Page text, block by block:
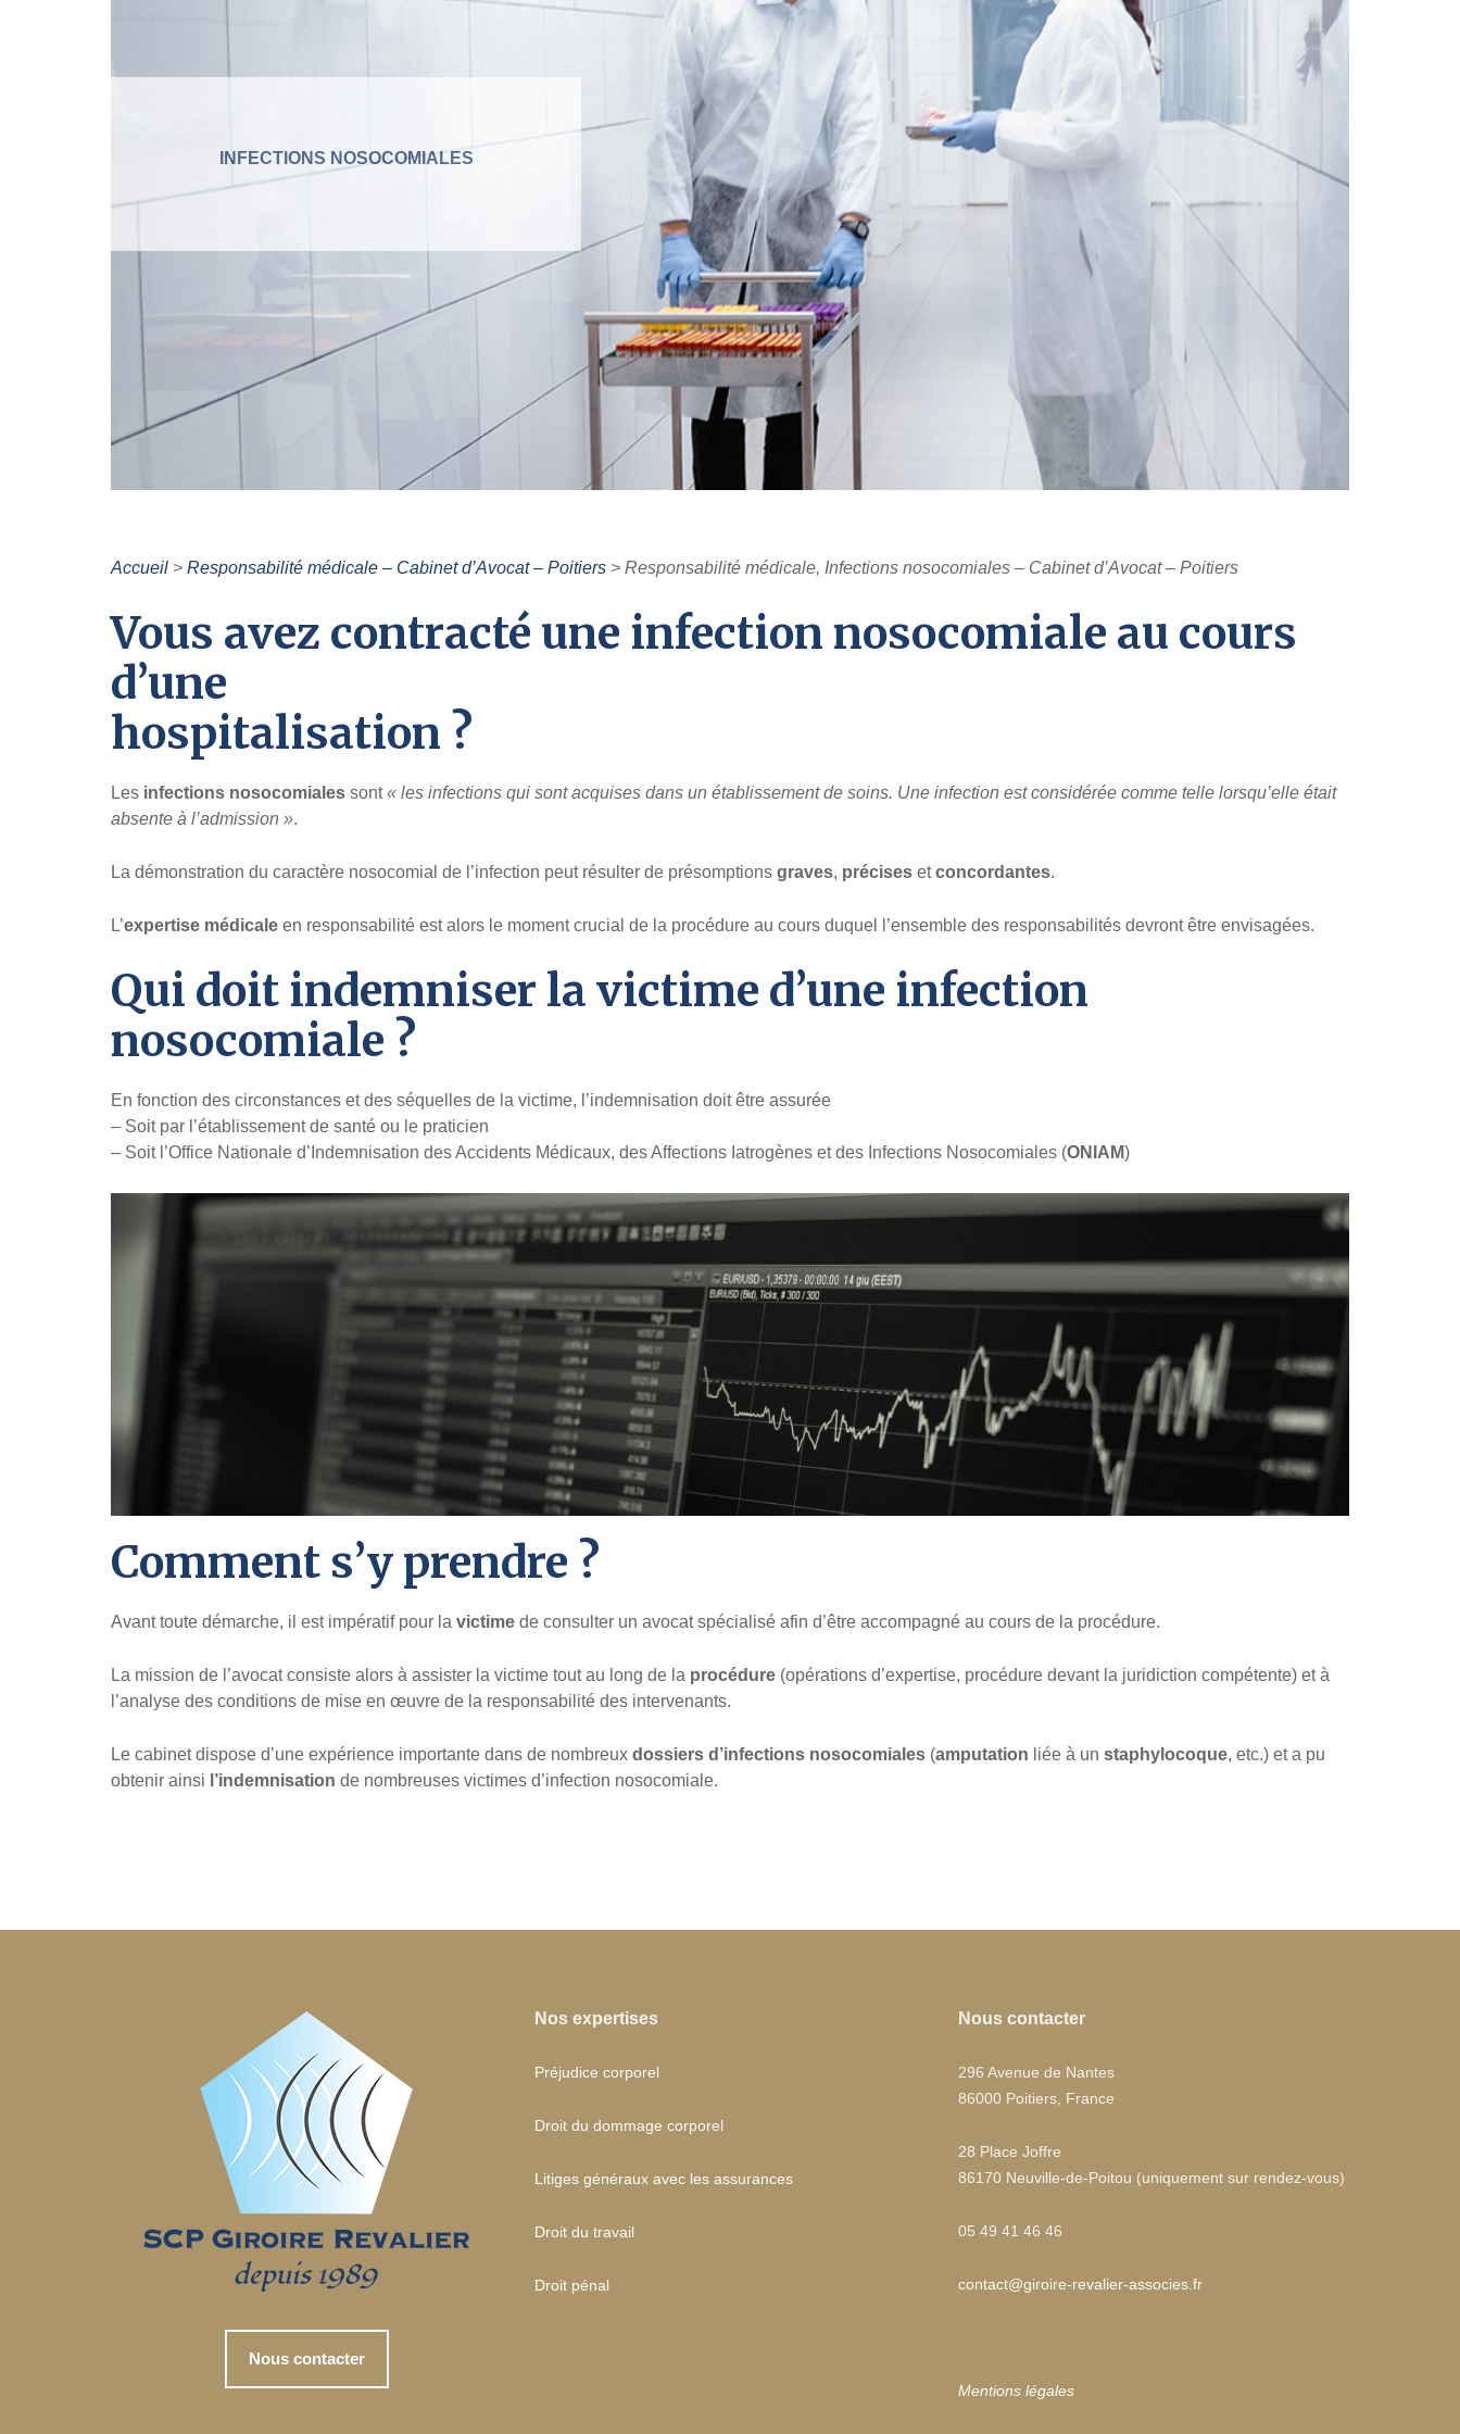
INFECTIONS NOSOCOMIALES
Accueil > Responsabilité médicale – Cabinet d’Avocat – Poitiers > Responsabilité médicale, Infections nosocomiales – Cabinet d’Avocat – Poitiers
Vous avez contracté une infection nosocomiale au cours
d’une
hospitalisation ?
Les infections nosocomiales sont« les infections qui sont acquises dans un établissement de soins. Une infection est considérée comme telle lorsqu’elle était
absente à l’admission ».
La démonstration du caractère nosocomial de l’infection peut résulter de présomptions graves, précises etconcordantes.
L’expertise médicale en responsabilité est alors le moment crucial de la procédure au cours duquel l’ensemble des responsabilités devront être envisagées.
Qui doit indemniser la victime d’une infection
nosocomiale ?
En fonction des circonstances et des séquelles de la victime, l’indemnisation doit être assurée
– Soit par l’établissement de santé ou le praticien
– Soit l’Office Nationale d’Indemnisation des Accidents Médicaux, des Affections Iatrogènes et des Infections Nosocomiales (ONIAM)
Comment s’y prendre ?
Avant toute démarche, il est impératif pour la victime de consulter un avocat spécialisé afin d’être accompagné au cours de la procédure.
La mission de l’avocat consiste alors à assister la victime tout au long de la procédure (opérations d’expertise, procédure devant la juridiction compétente) et à
l’analyse des conditions de mise en œuvre de la responsabilité des intervenants.
Le cabinet dispose d’une expérience importante dans de nombreux dossiers d’infections nosocomiales (amputation liée à un staphylocoque, etc.) et a pu
obtenir ainsi l’indemnisation de nombreuses victimes d’infection nosocomiale.
Nous contacter
Nos expertises
Préjudice corporel
Droit du dommage corporel
Litiges généraux avec les assurances
Droit du travail
Droit pénal
Nous contacter
296 Avenue de Nantes
86000 Poitiers, France
28 Place Joffre
86170 Neuville-de-Poitou (uniquement sur rendez-vous)
05 49 41 46 46
contact@giroire-revalier-associes.fr
Mentions légales